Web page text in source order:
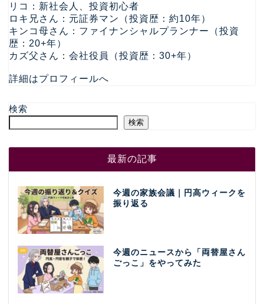
リコ：新社会人、投資初心者
ロキ兄さん：元証券マン（投資歴：約10年）
キンコ母さん：ファイナンシャルプランナー（投資
歴：20+年）
カズ父さん：会社役員（投資歴：30+年）
詳細はプロフィールへ
検索
検索
最新の記事
今週の家族会議｜円高ウィークを
振り返る
今週のニュースから「両替屋さん
ごっこ」をやってみた